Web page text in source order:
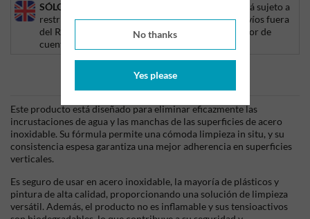
No thanks
Yes please
SÓLO PARA EL REINO UNIDO:
Este producto está sujeto a
restricciones de exportación. Si desea realizar envíos fuera
del Reino Unido, póngase en contacto con su gestor de
cuentas o llámenos al +44 (0)1675 432850.
Información del producto
Este producto está diseñado para eliminar eficazmente las
incrustaciones de agua y las manchas de las superficies de acero
inoxidable. Su fórmula permite una cómoda limpieza in situ, y su
consistencia espesa garantiza una mejor adherencia en superficies
verticales.
Es seguro de usar en acero inoxidable, la mayoría de plásticos y
pintura de alta calidad, proporcionando una solución de limpieza
versátil. Además, el producto no es inflamable y sus tensioactivos